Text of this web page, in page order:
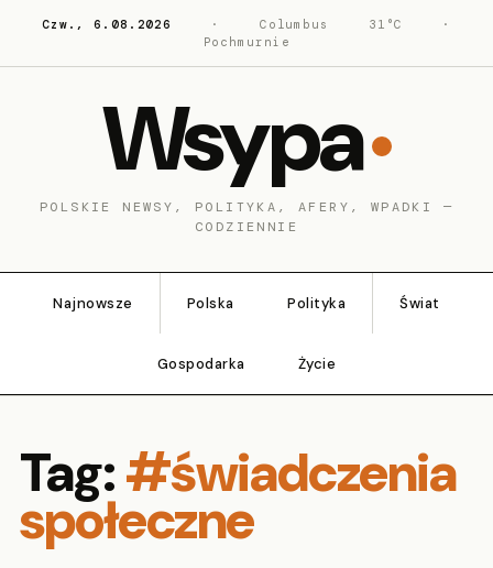
Czw., 6.08.2026 · Columbus 31°C
·
Pochmurnie
Wsypa
POLSKIE NEWSY, POLITYKA, AFERY, WPADKI —
CODZIENNIE
Najnowsze Polska Polityka Świat
Gospodarka Życie
Tag:#świadczenia
społeczne